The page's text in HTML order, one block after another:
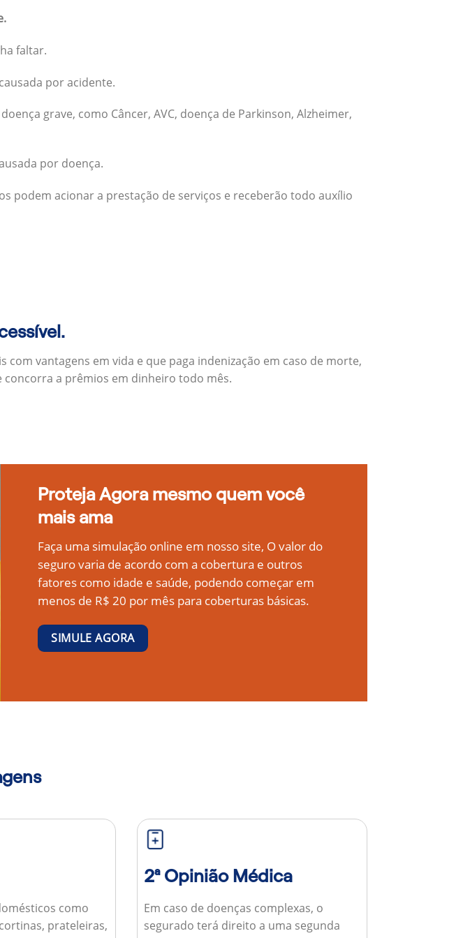
faltar.
por acidente.
grave, como Câncer, AVC, doença de Parkinson, Alzheimer,
por doença.
podem acionar a prestação de serviços e receberão todo auxílio
vantagens em vida e que paga indenização em caso de morte,
concorra a prêmios em dinheiro todo mês.
Proteja Agora mesmo quem você
mais ama
Faça uma simulação online em nosso site, O valor do
seguro varia de acordo com a cobertura e outros
fatores como idade e saúde, podendo começar em
menos de R$ 20 por mês para coberturas básicas.
SIMULE AGORA
como
prateleiras,
2ª Opinião Médica
Em caso de doenças complexas, o
segurado terá direito a uma segunda